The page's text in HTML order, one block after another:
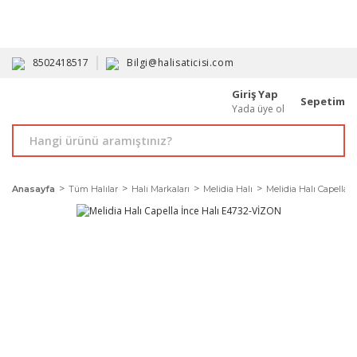
8502418517 Bilgi@halisaticisi.com
Giriş Yap
Yada üye ol
Sepetim
Anasayfa Tüm Halılar Halı Markaları Melidia Halı Melidia Halı Capella